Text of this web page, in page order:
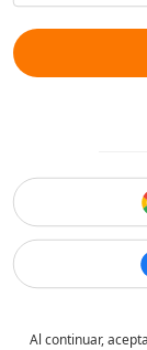
Al continuar,